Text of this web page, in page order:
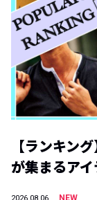
【ランキン
が集まるア
NEW